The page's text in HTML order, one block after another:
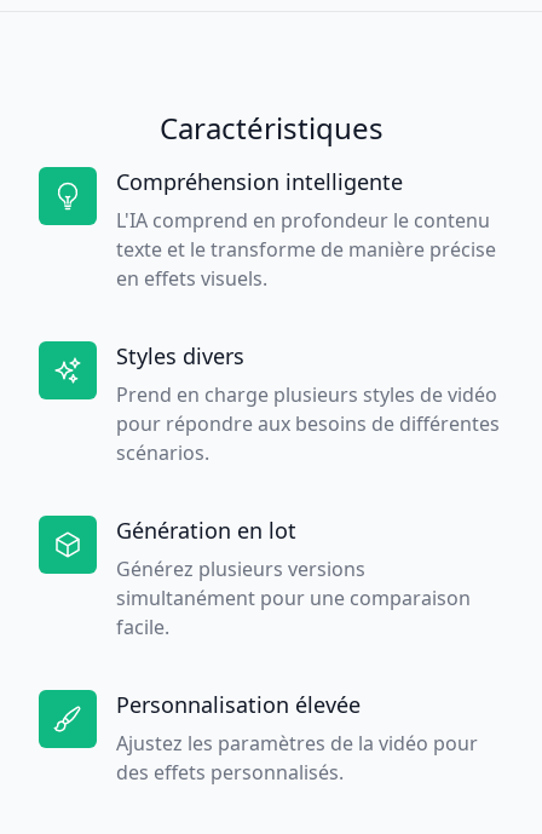
Caractéristiques
Compréhension intelligente
L'IA comprend en profondeur le contenu
texte et le transforme de manière précise
en effets visuels.
Styles divers
Prend en charge plusieurs styles de vidéo
pour répondre aux besoins de différentes
scénarios.
Génération en lot
Générez plusieurs versions
simultanément pour une comparaison
facile.
Personnalisation élevée
Ajustez les paramètres de la vidéo pour
des effets personnalisés.